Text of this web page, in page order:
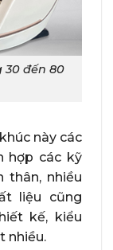
30 đến 80
này các
hợp các kỹ
nhiều
liệu cũng
kế, kiểu
nhiều.